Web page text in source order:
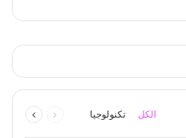
الكل تكنولوجيا
الصفحة